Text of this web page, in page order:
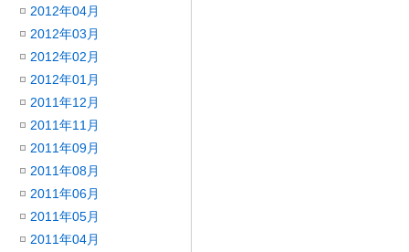
2012年04月
2012年03月
2012年02月
2012年01月
2011年12月
2011年11月
2011年09月
2011年08月
2011年06月
2011年05月
2011年04月